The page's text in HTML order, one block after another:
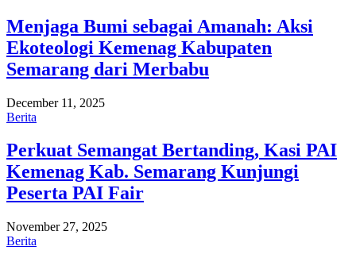
Menjaga Bumi sebagai Amanah: Aksi
Ekoteologi Kemenag Kabupaten
Semarang dari Merbabu
December 11, 2025
Berita
Perkuat Semangat Bertanding, Kasi PAI
Kemenag Kab. Semarang Kunjungi
Peserta PAI Fair
November 27, 2025
Berita